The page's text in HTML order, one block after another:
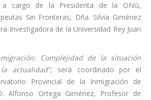
a cargo de la Presidenta de la ONG,
Sin Fronteras, Dña. Silvia Giménez
Investigadora de la Universidad Rey Juan
Complejidad de la situación
actualidad”, será coordinado por el
Provincial de la Inmigración de
Alfonso Ortega Giménez, Profesor de